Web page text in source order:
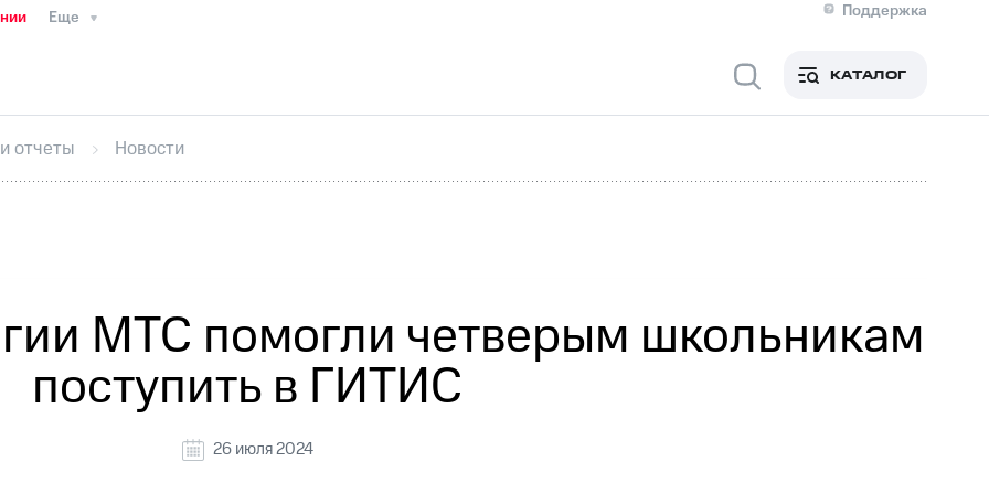
Еще
Поддержка
Медиа-центр
ИнтервьюФинансовая отчетностьКонтактыНовости в регионе
секретарьРаскрытие информации
кабинет акционераАкционерный капиталКонтроль и аудитРынок акций
КАТАЛОГ
отчеты Новости
МТС помогли четверым школьникам
поступить в ГИТИС
26 июля 2024